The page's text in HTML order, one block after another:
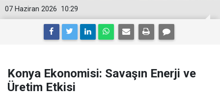
10:29
07 Haziran 2026
Konya Ekonomisi: Savaşın Enerji ve
Üretim Etkisi